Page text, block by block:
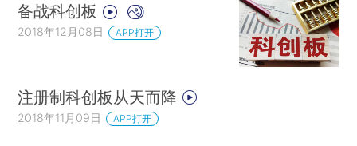
备战科创板
2018年12月08日 APP打开
注册制科创板从天而降
2018年11月09日 APP打开